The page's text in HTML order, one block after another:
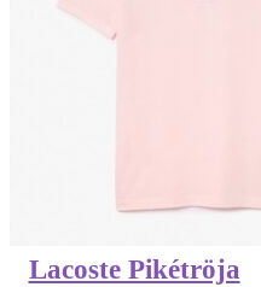
Lacoste Pikétröja